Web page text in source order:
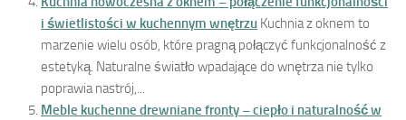
i świetlistości w kuchennym wnętrzu Kuchnia z oknem to
marzenie wielu osób, które pragną połączyć funkcjonalność z
estetyką. Naturalne światło wpadające do wnętrza nie tylko
poprawia nastrój,...
Meble kuchenne drewniane fronty – ciepło i naturalność w